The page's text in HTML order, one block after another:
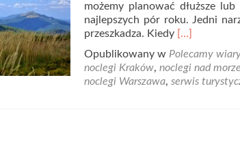
możemy planować dłuższe
najlepszych pór roku. Jedni
przeszkadza. Kiedy Read
about
Serwis
turystyczny
[…]
Opublikowany w Polecamy
noclegi Kraków, noclegi nad
noclegi Warszawa, serwis